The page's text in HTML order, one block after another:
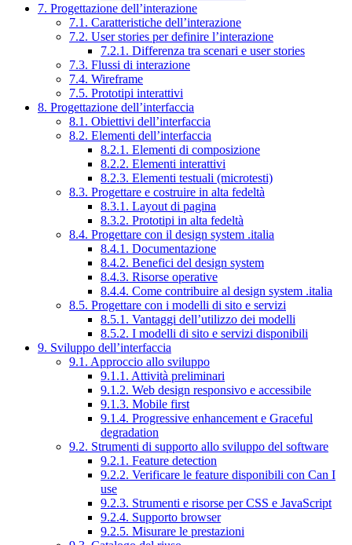
7. Progettazione dell’interazione
7.1. Caratteristiche dell’interazione
7.2. User stories per definire l’interazione
7.2.1. Differenza tra scenari e user stories
7.3. Flussi di interazione
7.4. Wireframe
7.5. Prototipi interattivi
8. Progettazione dell’interfaccia
8.1. Obiettivi dell’interfaccia
8.2. Elementi dell’interfaccia
8.2.1. Elementi di composizione
8.2.2. Elementi interattivi
8.2.3. Elementi testuali (microtesti)
8.3. Progettare e costruire in alta fedeltà
8.3.1. Layout di pagina
8.3.2. Prototipi in alta fedeltà
8.4. Progettare con il design system .italia
8.4.1. Documentazione
8.4.2. Benefici del design system
8.4.3. Risorse operative
8.4.4. Come contribuire al design system .italia
8.5. Progettare con i modelli di sito e servizi
8.5.1. Vantaggi dell’utilizzo dei modelli
8.5.2. I modelli di sito e servizi disponibili
9. Sviluppo dell’interfaccia
9.1. Approccio allo sviluppo
9.1.1. Attività preliminari
9.1.2. Web design responsivo e accessibile
9.1.3. Mobile first
9.1.4. Progressive enhancement e Graceful
degradation
9.2. Strumenti di supporto allo sviluppo del software
9.2.1. Feature detection
9.2.2. Verificare le feature disponibili con Can I
use
9.2.3. Strumenti e risorse per CSS e JavaScript
9.2.4. Supporto browser
9.2.5. Misurare le prestazioni